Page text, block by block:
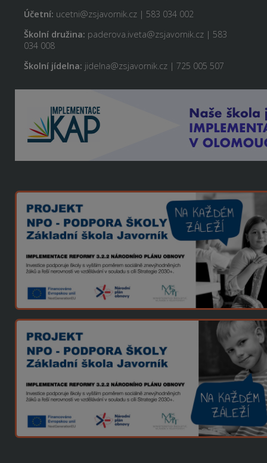
Účetní: ucetni@zsjavornik.cz | 583 034 002
Školní družina: paderova.iveta@zsjavornik.cz | 583
034 008
Školní jídelna: jidelna@zsjavornik.cz | 725 005 507